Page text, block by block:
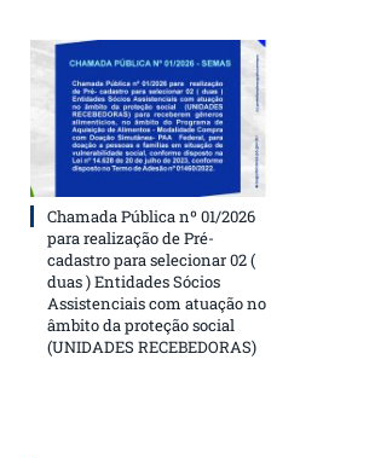
Chamada Pública nº 01/2026
para realização de Pré-
cadastro para selecionar 02 (
duas ) Entidades Sócios
Assistenciais com atuação no
âmbito da proteção social
(UNIDADES RECEBEDORAS)